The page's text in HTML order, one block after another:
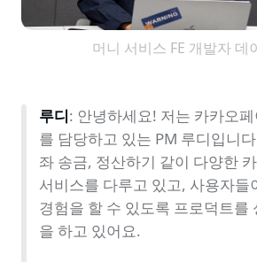
머니 서비스 FE 개발자 데
루디: 안녕하세요! 저는 카카오
를 담당하고 있는 PM 루디입니
좌 송금, 정산하기 같이 다양한
서비스를 다루고 있고, 사용자들
경험을 할 수 있도록 프로덕트를
을 하고 있어요.